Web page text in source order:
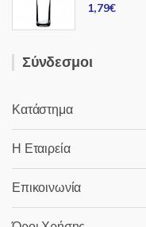
1,79€
Σύνδεσμοι
Κατάστημα
Η Εταιρεία
Επικοινωνία